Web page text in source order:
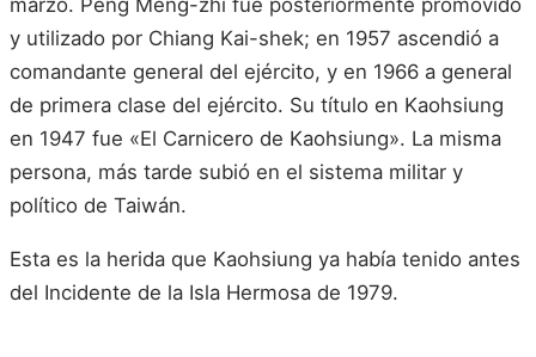
y utilizado por Chiang Kai-shek; en 1957 ascendió a
comandante general del ejército, y en 1966 a general
de primera clase del ejército. Su título en Kaohsiung
en 1947 fue «El Carnicero de Kaohsiung». La misma
persona, más tarde subió en el sistema militar y
político de Taiwán.
Esta es la herida que Kaohsiung ya había tenido antes
del Incidente de la Isla Hermosa de 1979.